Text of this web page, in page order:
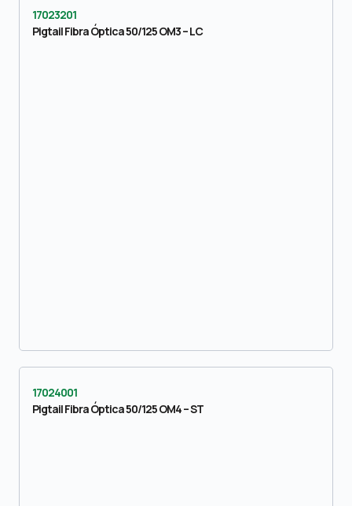
17023201
Pigtail Fibra Óptica 50/125 OM3 – LC
17024001
Pigtail Fibra Óptica 50/125 OM4 – ST